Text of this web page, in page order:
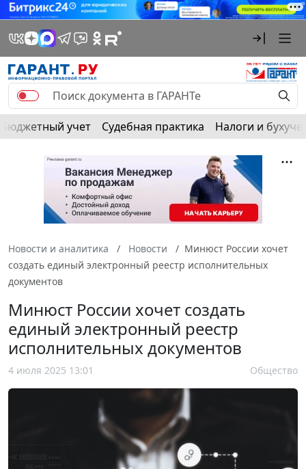
Бюджетный учет Судебная практика Налоги и
Новости и аналитика Новости
Минюст России хочет
создать единый электронный реестр исполнительных
документов
Минюст России хочет создать
единый электронный реестр
исполнительных документов
4 июля 2025 13:01 Общество